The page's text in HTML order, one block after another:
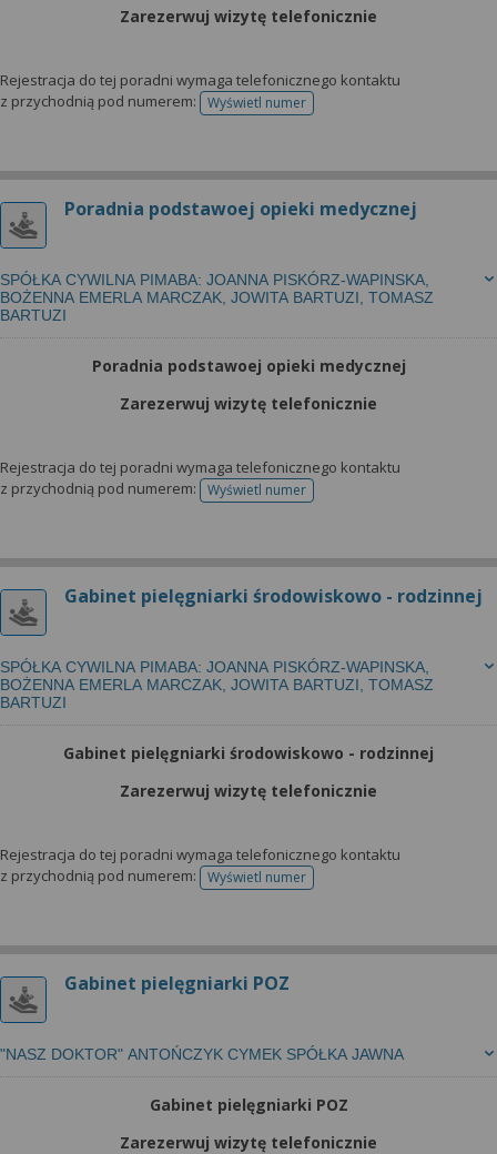
Zarezerwuj wizytę telefonicznie
Rejestracja do tej poradni wymaga telefonicznego kontaktu
z przychodnią pod numerem:
Wyświetl numertelefonu do rejestracji
Poradnia podstawoej opieki medycznej
SPÓŁKA CYWILNA PIMABA: JOANNA PISKÓRZ-WAPINSKA,
BOŻENNA EMERLA MARCZAK, JOWITA BARTUZI, TOMASZ
BARTUZI
Poradnia podstawoej opieki medycznej
Zarezerwuj wizytę telefonicznie
Rejestracja do tej poradni wymaga telefonicznego kontaktu
z przychodnią pod numerem:
Wyświetl numertelefonu do rejestracji
Gabinet pielęgniarki środowiskowo - rodzinnej
SPÓŁKA CYWILNA PIMABA: JOANNA PISKÓRZ-WAPINSKA,
BOŻENNA EMERLA MARCZAK, JOWITA BARTUZI, TOMASZ
BARTUZI
Gabinet pielęgniarki środowiskowo - rodzinnej
Zarezerwuj wizytę telefonicznie
Rejestracja do tej poradni wymaga telefonicznego kontaktu
z przychodnią pod numerem:
Wyświetl numertelefonu do rejestracji
Gabinet pielęgniarki POZ
"NASZ DOKTOR" ANTOŃCZYK CYMEK SPÓŁKA JAWNA
Gabinet pielęgniarki POZ
Zarezerwuj wizytę telefonicznie